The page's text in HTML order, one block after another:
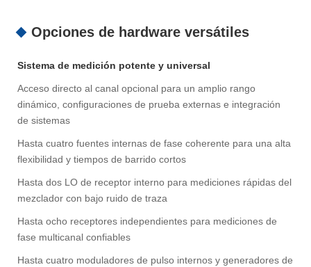
Opciones de hardware versátiles
Sistema de medición potente y universal
Acceso directo al canal opcional para un amplio rango
dinámico, configuraciones de prueba externas e integración
de sistemas
Hasta cuatro fuentes internas de fase coherente para una alta
flexibilidad y tiempos de barrido cortos
Hasta dos LO de receptor interno para mediciones rápidas del
mezclador con bajo ruido de traza
Hasta ocho receptores independientes para mediciones de
fase multicanal confiables
Hasta cuatro moduladores de pulso internos y generadores de